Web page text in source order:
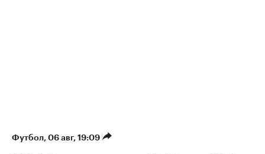
Футбол⁠, 06 авг, 19:09